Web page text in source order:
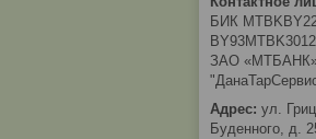
БИК
ЗАО
ул.
Буденного, д.